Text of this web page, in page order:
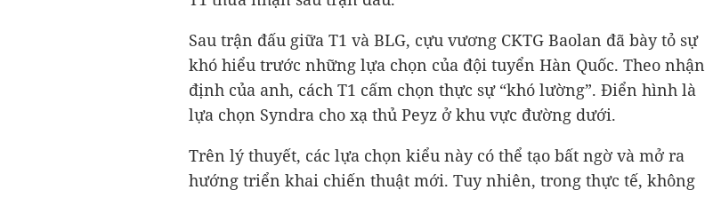
Sau trận đấu giữa T1 và BLG, cựu vương CKTG Baolan đã bày tỏ sự
khó hiểu trước những lựa chọn của đội tuyển Hàn Quốc. Theo nhận
định của anh, cách T1 cấm chọn thực sự “khó lường”. Điển hình là
lựa chọn Syndra cho xạ thủ Peyz ở khu vực đường dưới.
Trên lý thuyết, các lựa chọn kiểu này có thể tạo bất ngờ và mở ra
hướng triển khai chiến thuật mới. Tuy nhiên, trong thực tế, không